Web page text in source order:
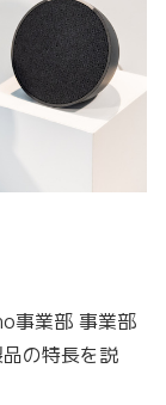
事業部 事業部
の特長を説